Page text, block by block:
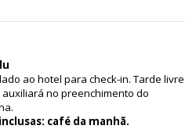
ao hotel para check-in. Tarde livre
no preenchimento do
café da manhã.